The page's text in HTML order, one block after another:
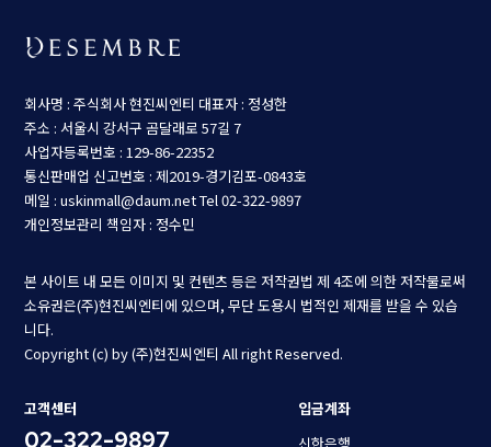
회사명 : 주식회사 현진씨엔티 대표자 : 정성한
주소 : 서울시 강서구 곰달래로 57길 7
사업자등록번호 : 129-86-22352
통신판매업 신고번호 : 제2019-경기김포-0843호
메일 : uskinmall@daum.netTel 02-322-9897
개인정보관리 책임자 : 정수민
본 사이트 내 모든 이미지 및 컨텐츠 등은 저작권법 제 4조에 의한 저작물로써
소유권은(주)현진씨엔티에 있으며, 무단 도용시 법적인 제재를 받을 수 있습
니다.
Copyright (c) by (주)현진씨엔티 All right Reserved.
고객센터
02-322-9897
입금계좌